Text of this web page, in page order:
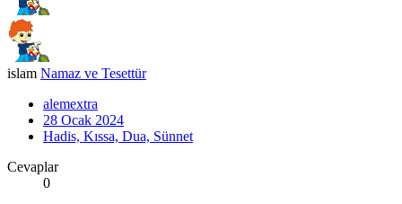
islam Namaz ve Tesettür
alemextra
28 Ocak 2024
Hadis, Kıssa, Dua, Sünnet
Cevaplar
0